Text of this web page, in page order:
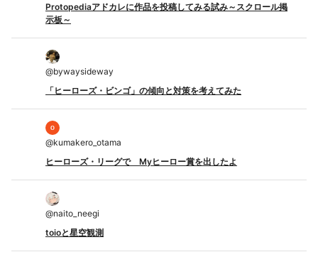
Protopediaアドカレに作品を投稿してみる試み～スクロール掲
示板～
@bywaysideway
「ヒーローズ・ビンゴ」の傾向と対策を考えてみた
@kumakero_otama
ヒーローズ・リーグで Myヒーロー賞を出したよ
@naito_neegi
toioと星空観測